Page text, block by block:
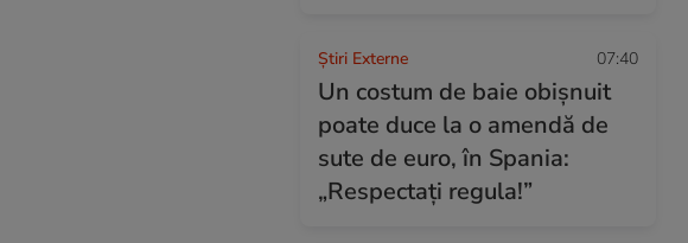
Știri Externe 07:40
Un costum de baie obișnuit
poate duce la o amendă de
sute de euro, în Spania:
„Respectați regula!”